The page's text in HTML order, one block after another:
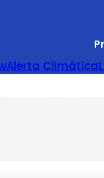
Alerta Climática